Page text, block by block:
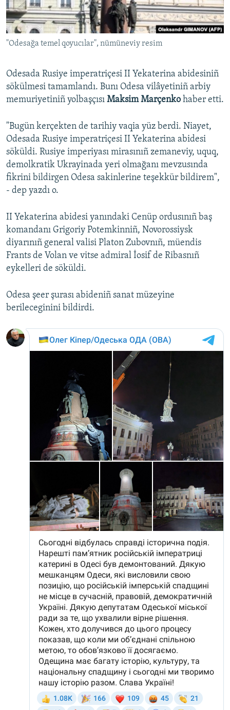
Русский
Українською
"Odesağa temel qoyucılar", nümüneviy resim
Odesada Rusiye imperatriçesi II Yekaterina abidesiniñ
sökülmesi tamamlandı. Bunı Odesa vilâyetiniñ arbiy
memuriyetiniñ yolbaşçısı Maksim Marçenko haber etti.
"Bugün kerçekten de tarihiy vaqia yüz berdi. Niayet,
Odesada Rusiye imperatriçesi II Yekaterina abidesi
söküldi. Rusiye imperiyası mirasınıñ zemaneviy, uquq,
demolkratik Ukrayinada yeri olmağanı mevzusında
fikrini bildirgen Odesa sakinlerine teşekkür bildirem",
- dep yazdı o.
II Yekaterina abidesi yanındaki Cenüp ordusınıñ baş
komandanı Grigoriy Potemkinniñ, Novorossiysk
diyarınıñ general valisi Platon Zubovnıñ, müendis
Frants de Volan ve vitse admiral İosif de Ribasnıñ
eykelleri de söküldi.
Odesa şeer şurası abideniñ sanat müzeyine
berileceginini bildirdi.